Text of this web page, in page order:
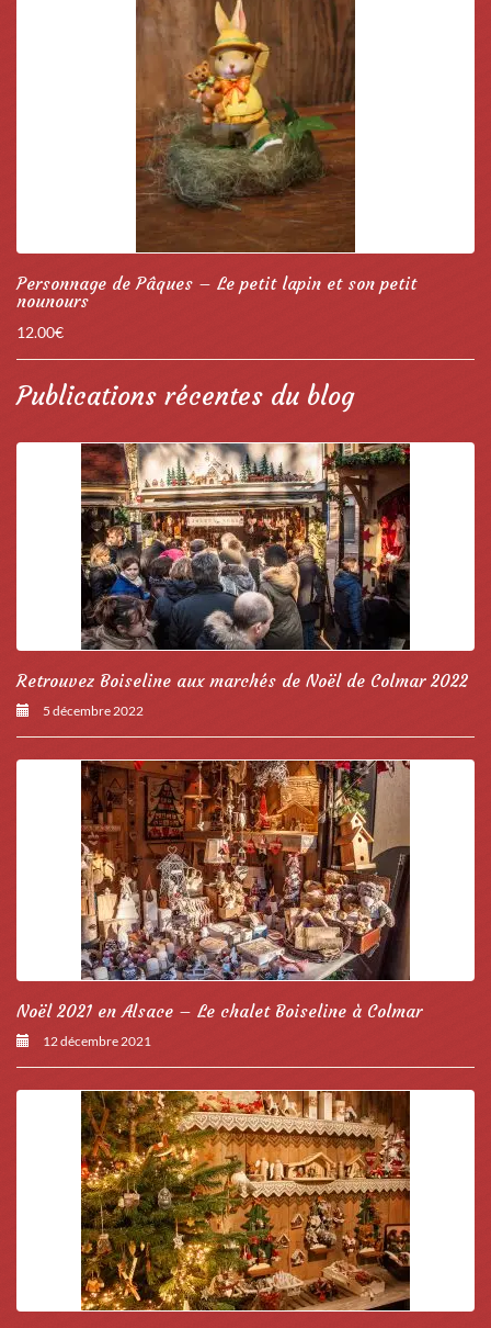
Personnage de Pâques – Le petit lapin et son petit
nounours
12.00€
Publications récentes du blog
Retrouvez Boiseline aux marchés de Noël de Colmar 2022
5 décembre 2022
Noël 2021 en Alsace – Le chalet Boiseline à Colmar
12 décembre 2021